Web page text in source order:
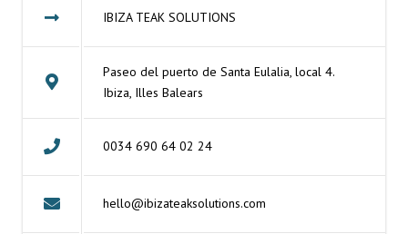
IBIZA TEAK SOLUTIONS
Paseo del puerto de Santa Eulalia, local 4.
Ibiza, Illes Balears
0034 690 64 02 24
hello@ibizateaksolutions.com